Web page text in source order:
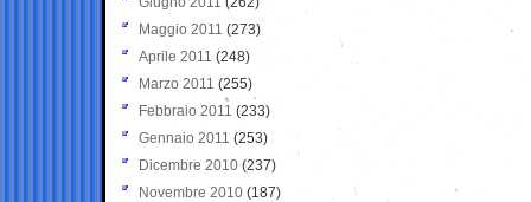
Maggio 2011 (273)
Aprile 2011 (248)
Marzo 2011 (255)
Febbraio 2011 (233)
Gennaio 2011 (253)
Dicembre 2010 (237)
Novembre 2010 (187)